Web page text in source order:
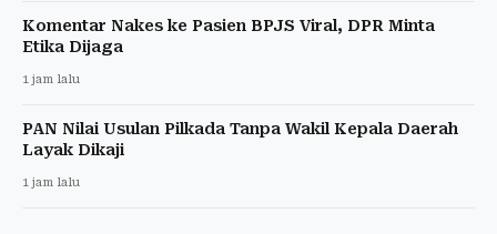
Komentar Nakes ke Pasien BPJS Viral, DPR Minta
Etika Dijaga
1 jam lalu
PAN Nilai Usulan Pilkada Tanpa Wakil Kepala Daerah
Layak Dikaji
1 jam lalu